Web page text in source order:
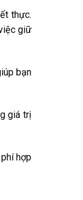
thực.
giữ
bạn
giá trị
hợp